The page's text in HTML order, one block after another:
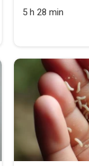
5 h 28 min